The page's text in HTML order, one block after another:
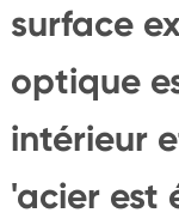
surface
optique
intérieur
'acier est